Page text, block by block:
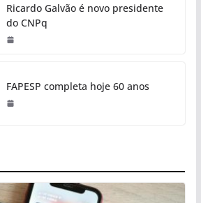
Ricardo Galvão é novo presidente
do CNPq
FAPESP completa hoje 60 anos